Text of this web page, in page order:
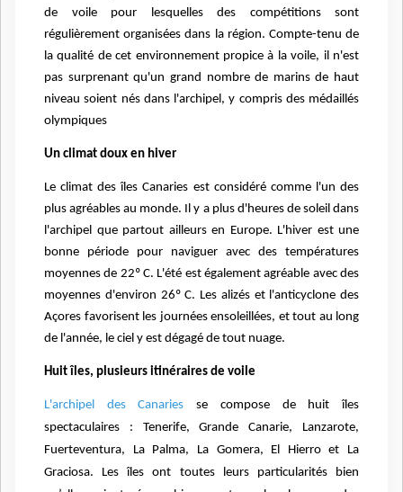
de voile pour lesquelles des compétitions sont
régulièrement organisées dans la région. Compte-tenu de
la qualité de cet environnement propice à la voile, il n'est
pas surprenant qu'un grand nombre de marins de haut
niveau soient nés dans l'archipel, y compris des médaillés
olympiques
Un climat doux en hiver
Le climat des îles Canaries est considéré comme l'un des
plus agréables au monde. Il y a plus d'heures de soleil dans
l'archipel que partout ailleurs en Europe. L'hiver est une
bonne période pour naviguer avec des températures
moyennes de 22º C. L'été est également agréable avec des
moyennes d'environ 26º C. Les alizés et l'anticyclone des
Açores favorisent les journées ensoleillées, et tout au long
de l'année, le ciel y est dégagé de tout nuage.
Huit îles, plusieurs itinéraires de voile
L'archipel des Canaries se compose de huit îles
spectaculaires : Tenerife, Grande Canarie, Lanzarote,
Fuerteventura, La Palma, La Gomera, El Hierro et La
Graciosa. Les îles ont toutes leurs particularités bien